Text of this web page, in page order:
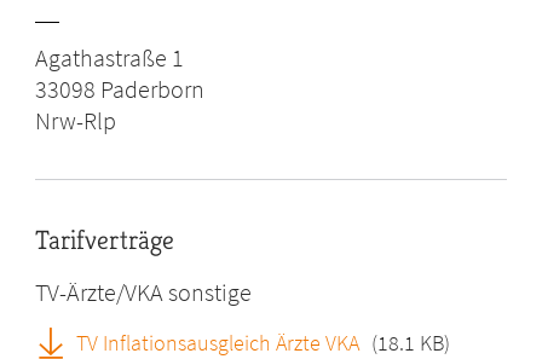
Agathastraße 1
33098 Paderborn
Nrw-Rlp
Tarifverträge
TV-Ärzte/VKA sonstige
TV Inflationsausgleich Ärzte VKA (18.1 KB)